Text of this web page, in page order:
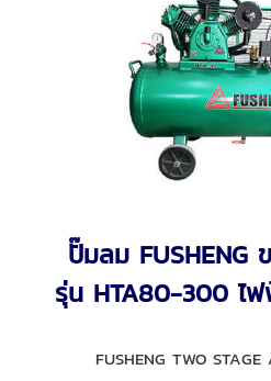
ปั๊มลม FUSHENG
รุ่น HTA80-300 ไ
FUSHENG TWO STAGE